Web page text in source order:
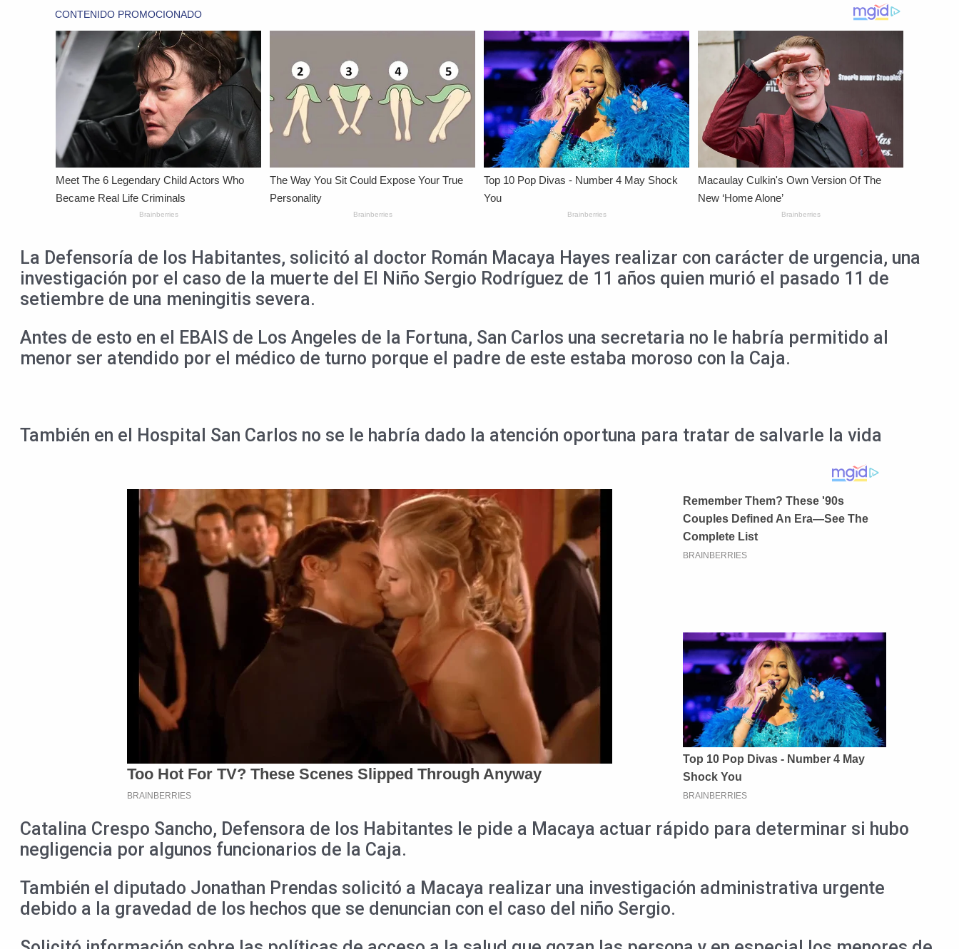
La Defensoría de los Habitantes, solicitó al doctor Román Macaya Hayes realizar con carácter de urgencia, una
investigación por el caso de la muerte del El Niño Sergio Rodríguez de 11 años quien murió el pasado 11 de
setiembre de una meningitis severa.
Antes de esto en el EBAIS de Los Angeles de la Fortuna, San Carlos una secretaria no le habría permitido al
menor ser atendido por el médico de turno porque el padre de este estaba moroso con la Caja.
También en el Hospital San Carlos no se le habría dado la atención oportuna para tratar de salvarle la vida
Catalina Crespo Sancho, Defensora de los Habitantes le pide a Macaya actuar rápido para determinar si hubo
negligencia por algunos funcionarios de la Caja.
También el diputado Jonathan Prendas solicitó a Macaya realizar una investigación administrativa urgente
debido a la gravedad de los hechos que se denuncian con el caso del niño Sergio.